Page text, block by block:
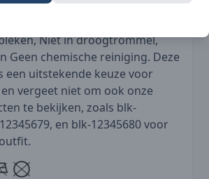
om deze bodywarmer te
Niet in droogtrommel,
Geen chemische reiniging. Deze
een uitstekende keuze voor
vergeet niet om ook onze
te bekijken, zoals blk-
en blk-12345680 voor